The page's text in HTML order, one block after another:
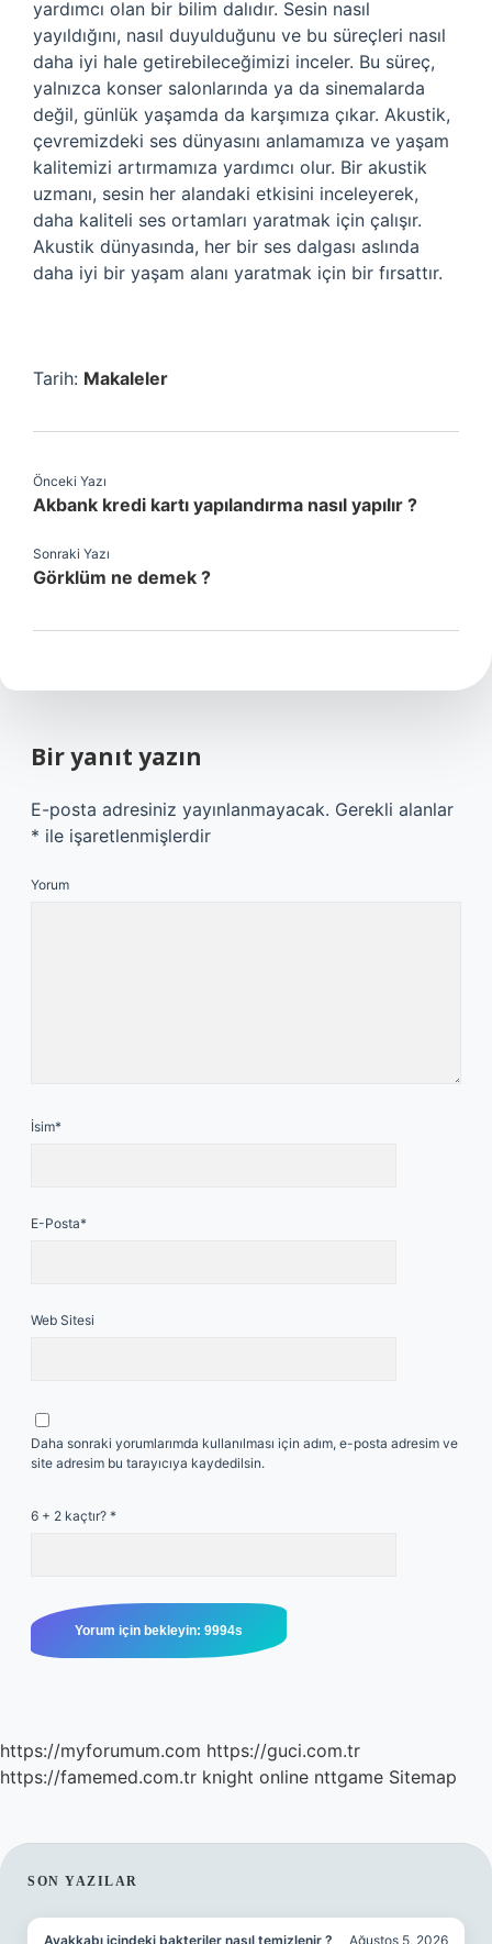
yardımcı olan bir bilim dalıdır. Sesin nasıl
yayıldığını, nasıl duyulduğunu ve bu süreçleri nasıl
daha iyi hale getirebileceğimizi inceler. Bu süreç,
yalnızca konser salonlarında ya da sinemalarda
değil, günlük yaşamda da karşımıza çıkar. Akustik,
çevremizdeki ses dünyasını anlamamıza ve yaşam
kalitemizi artırmamıza yardımcı olur. Bir akustik
uzmanı, sesin her alandaki etkisini inceleyerek,
daha kaliteli ses ortamları yaratmak için çalışır.
Akustik dünyasında, her bir ses dalgası aslında
daha iyi bir yaşam alanı yaratmak için bir fırsattır.
Tarih: Makaleler
Önceki Yazı
Akbank kredi kartı yapılandırma nasıl yapılır ?
Sonraki Yazı
Görklüm ne demek ?
Bir yanıt yazın
E-posta adresiniz yayınlanmayacak. Gerekli alanlar
* ile işaretlenmişlerdir
Yorum
İsim*
E-Posta*
Web Sitesi
Daha sonraki yorumlarımda kullanılması için adım, e-posta adresim ve
site adresim bu tarayıcıya kaydedilsin.
6 + 2 kaçtır? *
https://myforumum.com https://guci.com.tr
https://famemed.com.tr knight online nttgame Sitemap
SIDEBAR
SON YAZILAR
Ayakkabı içindeki bakteriler nasıl temizlenir ? Ağustos 5, 2026